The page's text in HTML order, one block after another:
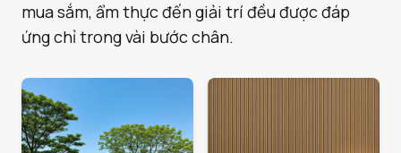
mua sắm, ẩm thực đến giải trí đều được đáp
ứng chỉ trong vài bước chân.